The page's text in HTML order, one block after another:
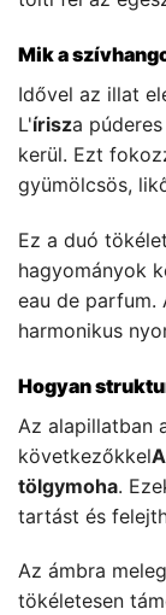
Mik a
Idővel az illat
L'írisza
kerül. Ezt
gyümölcsös,
Ez a duó
hagyományok
eau de parfum.
harmonikus
Hogyan
Az alapillatban
következőkkel
tölgymoha.
tartást és
Az ámbra
tökéletesen